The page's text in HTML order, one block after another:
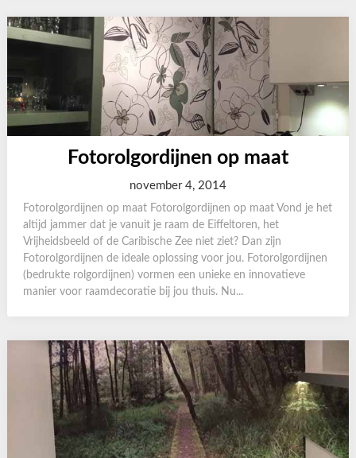
Fotorolgordijnen op maat
november 4, 2014
Fotorolgordijnen op maat Fotorolgordijnen op maat Vond je het
altijd jammer dat je vanuit je raam de Eiffeltoren, het
Vrijheidsbeeld of de Caribische Zee niet ziet? Dan zijn
Fotorolgordijnen de ideale oplossing voor jou. Fotorolgordijnen
(bedrukte rolgordijnen) vormen een unieke en innovatieve
manier voor raamdecoratie bij jou thuis. Nu...